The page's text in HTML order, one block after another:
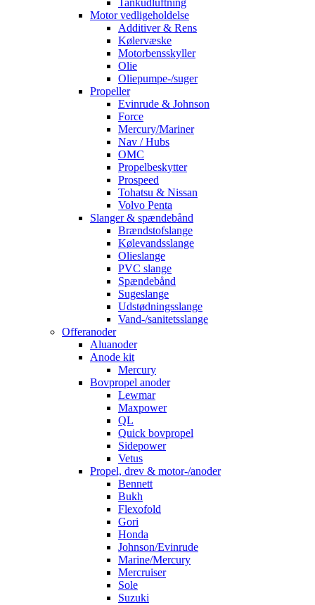
Tankudluftning
Motor vedligeholdelse
Additiver & Rens
Kølervæske
Motorbensskyller
Olie
Oliepumpe-/suger
Propeller
Evinrude & Johnson
Force
Mercury/Mariner
Nav / Hubs
OMC
Propelbeskytter
Prospeed
Tohatsu & Nissan
Volvo Penta
Slanger & spændebånd
Brændstofslange
Kølevandsslange
Olieslange
PVC slange
Spændebånd
Sugeslange
Udstødningsslange
Vand-/sanitetsslange
Offeranoder
Aluanoder
Anode kit
Mercury
Bovpropel anoder
Lewmar
Maxpower
QL
Quick bovpropel
Sidepower
Vetus
Propel, drev & motor-/anoder
Bennett
Bukh
Flexofold
Gori
Honda
Johnson/Evinrude
Marine/Mercury
Mercruiser
Sole
Suzuki